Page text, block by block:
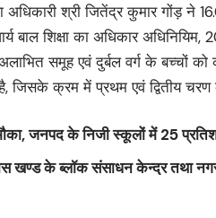
अधिकारी श्री जितेंद्र कुमार गोंड़
बाल शिक्षा का अधिकार
अलाभित समूह एवं दुर्बल वर्ग के बच्चों
जिसके क्रम में प्रथम एवं द्वितीय चरण
जनपद के निजी स्कूलों में 25
खण्ड के ब्लॉक संसाधन केन्द्र तथा नगर